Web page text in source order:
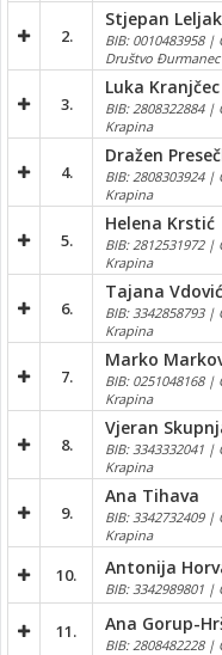
2.
Stjepan Leljak
BIB: 0010483958
Društvo Đurmanec
3.
Luka Kranjčec
BIB: 2808322884
Krapina
4.
Dražen
BIB: 2808303924
Krapina
5.
Helena Krstić
BIB: 2812531972
Krapina
6.
Tajana Vdović
BIB: 3342858793
Krapina
7.
Marko
BIB: 0251048168
Krapina
8.
Vjeran
BIB: 3343332041
Krapina
9.
Ana Tihava
BIB: 3342732409
Krapina
10. Antonija
BIB: 3342989801 |
11. Ana Gorup-
BIB: 2808482228 |